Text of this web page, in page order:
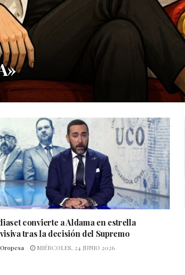
convierte a Aldama en estrella
tras la decisión del Supremo
MIÉRCOLES, 24 JUNIO 2026